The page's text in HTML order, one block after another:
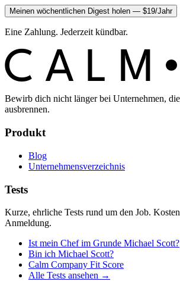
Meinen wöchentlichen Digest holen — $19/Jahr
Eine Zahlung. Jederzeit kündbar.
C ALM
Bewirb dich nicht länger bei Unternehmen,
ausbrennen.
Produkt
Blog
Unternehmensverzeichnis
Tests
Kurze, ehrliche Tests rund um den Job.
Anmeldung.
Ist mein Chef im Grunde Michael Scott?
Bin ich Michael Scott?
Calm Company Fit Score
Alle Tests ansehen →